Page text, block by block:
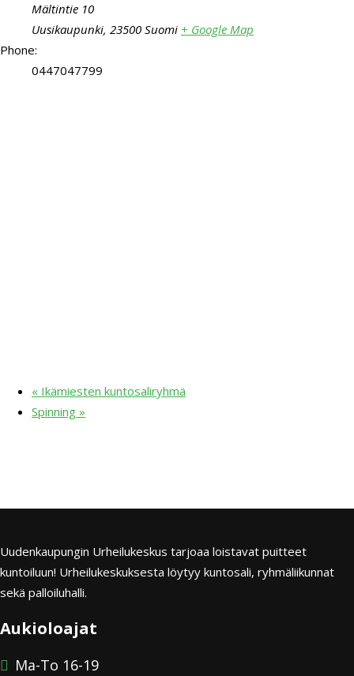
Mältintie 10
Uusikaupunki, 23500 Suomi + Google Map
Phone:
0447047799
« Ikämiesten kuntosaliryhmä
Spinning »
Uudenkaupungin Urheilukeskus tarjoaa loistavat puitteet
kuntoiluun! Urheilukeskuksesta löytyy kuntosali, ryhmäliikunnat
sekä palloiluhalli.
Aukioloajat
Ma-To 16-19